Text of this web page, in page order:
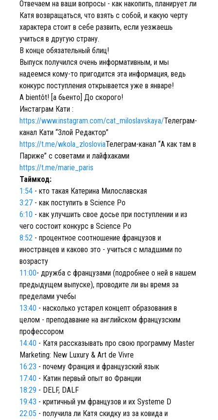
Отвечаем на ваши вопросы - как накопить, планирует ли
Катя возвращаться, что взять с собой, и какую черту
характера стоит в себе развить, если уезжаешь
учиться в другую страну.
В конце обязательный блиц!
Выпуск получился очень информативным, и мы
надеемся кому-то пригодится эта информация, ведь
конкурс поступления открывается уже в январе!
A bientôt! [а бьенто] До скорого!
Инстаграм Кати :
https://www.instagram.com/cat_miloslavskaya/Телеграм-
канал Кати “Злой Редактор”
https://t.me/wkola_zlosloviaТелеграм-канал “А как там в
Париже” с советами и лайфхаками
https://t.me/marie_paris
Таймкод:
1:54 - кто такая Катерина Милославская
3:27 - как поступить в Science Po
6:10 - как улучшить свое досье при поступлении и из
чего состоит конкурс в Science Po
8:52 - процентное соотношение французов и
иностранцев и каково это - учиться с младшими по
возрасту
11:00- дружба с французами (подробнее о ней в нашем
предыдущем выпуске), проводите ли вы время за
пределами учебы
13:40 - насколько устарел концепт образования в
целом - преподавание на английском французским
профессором
14:40 - Катя рассказывать про свою программу Master
Marketing: New Luxury & Art de Vivre
16:23 - почему Франция и французский язык
17:40 - Катин первый опыт во Франции
18:29 - DELF, DALF
19:43 - критичный ум французов и их Systeme D
22:05 - получила ли Катя скидку из за ковида и